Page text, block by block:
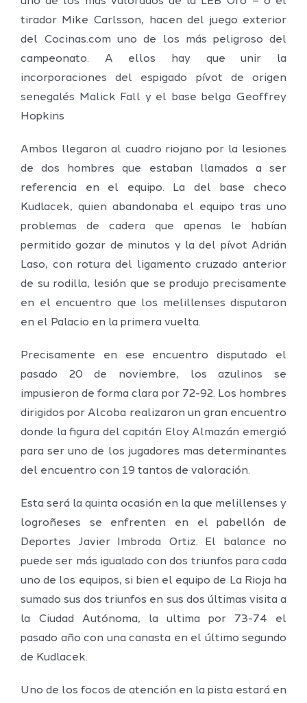
tirador Mike Carlsson, hacen del juego exterior
del Cocinas.com uno de los más peligroso del
campeonato. A ellos hay que unir la
incorporaciones del espigado pívot de origen
senegalés Malick Fall y el base belga Geoffrey
Hopkins
Ambos llegaron al cuadro riojano por la lesiones
de dos hombres que estaban llamados a ser
referencia en el equipo. La del base checo
Kudlacek, quien abandonaba el equipo tras uno
problemas de cadera que apenas le habían
permitido gozar de minutos y la del pívot Adrián
Laso, con rotura del ligamento cruzado anterior
de su rodilla, lesión que se produjo precisamente
en el encuentro que los melillenses disputaron
en el Palacio en la primera vuelta.
Precisamente en ese encuentro disputado el
pasado 20 de noviembre, los azulinos se
impusieron de forma clara por 72-92. Los hombres
dirigidos por Alcoba realizaron un gran encuentro
donde la figura del capitán Eloy Almazán emergió
para ser uno de los jugadores mas determinantes
del encuentro con 19 tantos de valoración.
Esta será la quinta ocasión en la que melillenses y
logroñeses se enfrenten en el pabellón de
Deportes Javier Imbroda Ortiz. El balance no
puede ser más igualado con dos triunfos para cada
uno de los equipos, si bien el equipo de La Rioja ha
sumado sus dos triunfos en sus dos últimas visita a
la Ciudad Autónoma, la ultima por 73-74 el
pasado año con una canasta en el último segundo
de Kudlacek.
Uno de los focos de atención en la pista estará en